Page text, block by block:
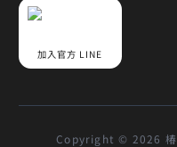
加入官方 LINE
Copyright © 2026